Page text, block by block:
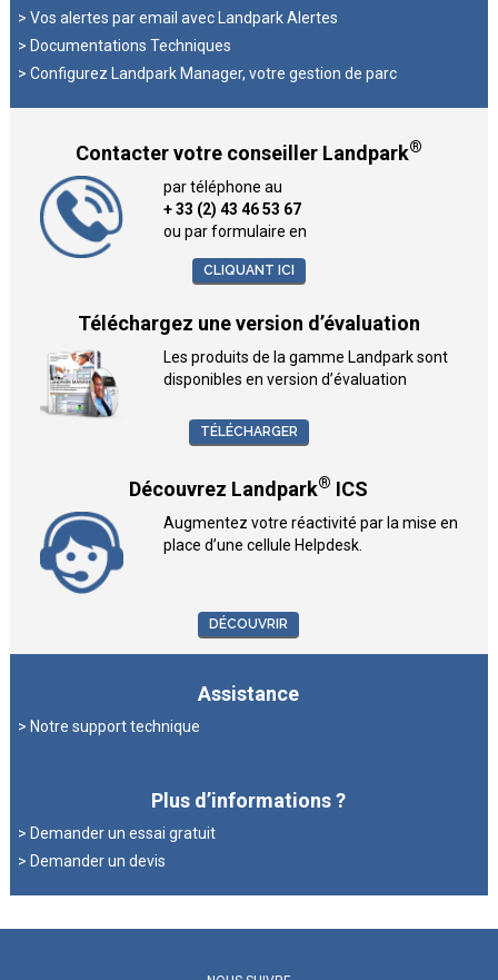
> Vos alertes par email avec Landpark Alertes
> Documentations Techniques
> Configurez Landpark Manager, votre gestion de parc
Contacter votre conseiller Landpark®
par téléphone au
+ 33 (2) 43 46 53 67
ou par formulaire en
CLIQUANT ICI
Téléchargez une version d’évaluation
Les produits de la gamme Landpark sont
disponibles en version d’évaluation
TÉLÉCHARGER
Découvrez Landpark® ICS
Augmentez votre réactivité par la mise en
place d’une cellule Helpdesk.
DÉCOUVRIR
Assistance
> Notre support technique
Plus d’informations ?
> Demander un essai gratuit
> Demander un devis